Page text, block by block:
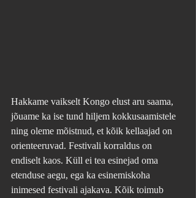
Hakkame vaikselt Kongo elust aru saama,
jõuame ka ise tund hiljem kokkusaamistele
ning oleme mõistnud, et kõik kellaajad on
orienteeruvad. Festivali korraldus on
endiselt kaos. Küll ei tea esinejad oma
etenduse aegu, ega ka esinemiskoha
inimesed festivali ajakava. Kõik toimub